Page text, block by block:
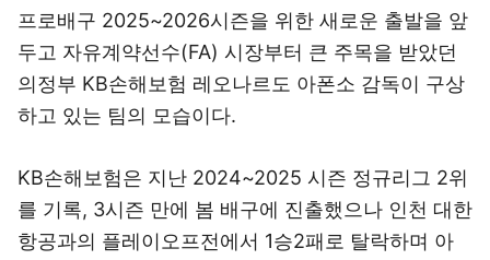
프로배구 2025~2026시즌을 위한 새로운 출발을 앞
두고 자유계약선수(FA) 시장부터 큰 주목을 받았던
의정부 KB손해보험 레오나르도 아폰소 감독이 구상
하고 있는 팀의 모습이다.
KB손해보험은 지난 2024~2025 시즌 정규리그 2위
를 기록, 3시즌 만에 봄 배구에 진출했으나 인천 대한
항공과의 플레이오프전에서 1승2패로 탈락하며 아